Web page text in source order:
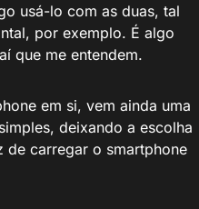
usá-lo com as duas, tal
por exemplo. É algo
que me entendem.
em si, vem ainda uma
deixando a escolha
de carregar o smartphone